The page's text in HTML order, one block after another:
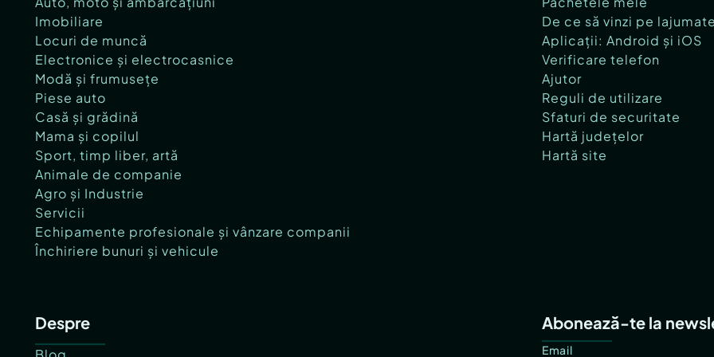
Imobiliare
Locuri de muncă
Electronice și electrocasnice
Modă și frumusețe
Piese auto
Casă și grădină
Mama și copilul
Sport, timp liber, artă
Animale de companie
Agro și Industrie
Servicii
Echipamente profesionale și vânzare companii
Închiriere bunuri și vehicule
De ce să vinzi pe
Aplicații: Android și iOS
Verificare telefon
Ajutor
Reguli de utilizare
Sfaturi de securitate
Hartă județelor
Hartă site
Despre Abonează-te la
Email